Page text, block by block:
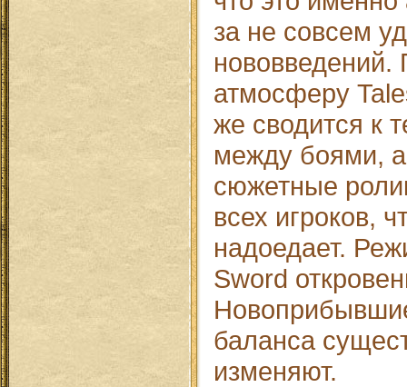
за не совсем
нововведений.
атмосферу
же сводится к
между боями,
сюжетные
всех игроков,
надоедает.
Sword
баланса
изменяют.